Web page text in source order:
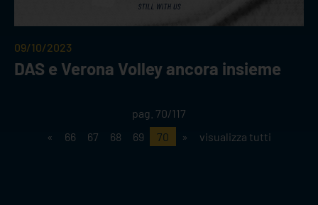
09/10/2023
DAS e Verona Volley ancora insieme
pag. 70/117
«
66 67 68 69 70 » visualizza tutti